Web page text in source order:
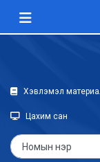
Хэвлэмэл
Цахим сан